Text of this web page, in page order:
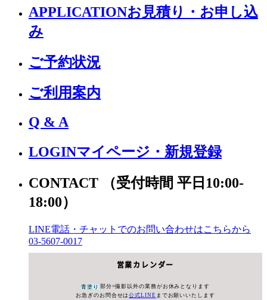
APPLICATIONお見積り・お申し込
み
ご予約状況
ご利用案内
Q & A
LOGINマイページ・新規登録
CONTACT
（受付時間 平日10:00-
18:00）
LINE電話・チャットでのお問い合わせはこちらから
03-5607-0017
営業カレンダー
青塗り 部分=撮影以外の業務がお休みとなります
お急ぎのお問合せは公式LINE までお願いいたします